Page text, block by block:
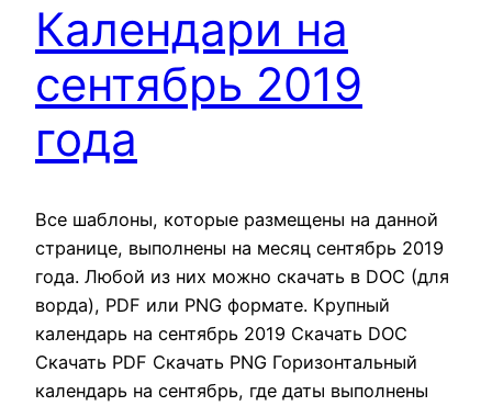
Календари на
сентябрь 2019
года
Все шаблоны, которые размещены на данной
странице, выполнены на месяц сентябрь 2019
года. Любой из них можно скачать в DOC (для
ворда), PDF или PNG формате. Крупный
календарь на сентябрь 2019 Скачать DOC
Скачать PDF Скачать PNG Горизонтальный
календарь на сентябрь, где даты выполнены